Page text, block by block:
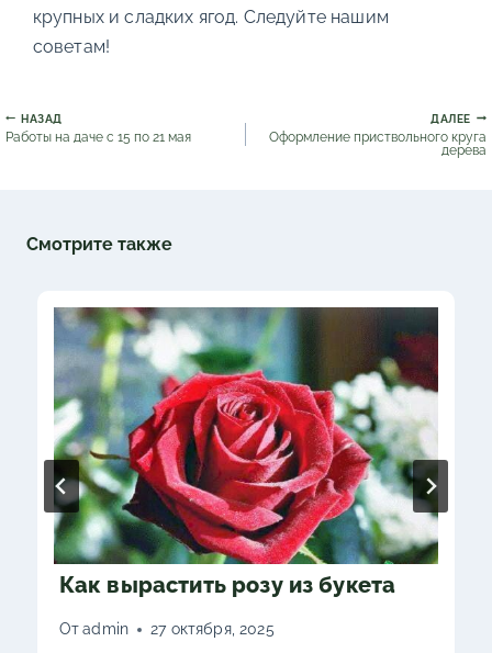
крупных и сладких ягод. Следуйте нашим
советам!
Навигация
по
НАЗАД
Работы на даче с 15 по 21 мая
ДАЛЕЕ
Оформление приствольного круга
дерева
Смотрите также
Как вырастить розу из букета
От admin 27 октября, 2025